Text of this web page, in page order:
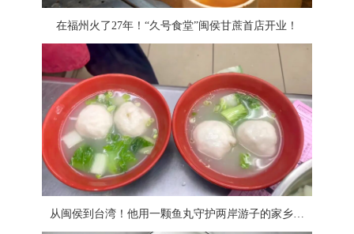
在福州火了27年！“久号食堂”闽侯甘蔗首店开业！
从闽侯到台湾！他用一颗鱼丸守护两岸游子的家乡味道